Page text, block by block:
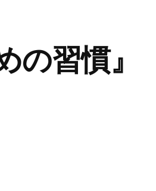
習慣』